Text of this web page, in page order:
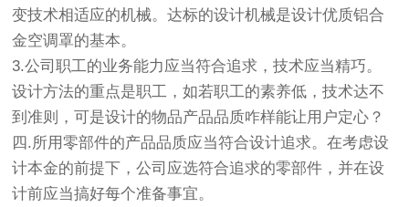
变技术相适应的机械。达标的设计机械是设计优质铝合
金空调罩的基本。
3.公司职工的业务能力应当符合追求，技术应当精巧。
设计方法的重点是职工，如若职工的素养低，技术达不
到准则，可是设计的物品产品品质咋样能让用户定心？
四.所用零部件的产品品质应当符合设计追求。在考虑设
计本金的前提下，公司应选符合追求的零部件，并在设
计前应当搞好每个准备事宜。